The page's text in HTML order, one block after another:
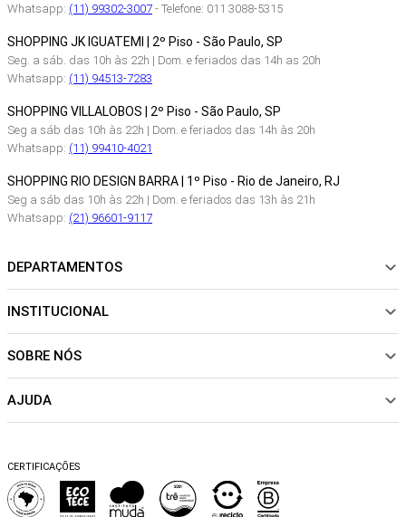
Whatsapp: (11) 99302-3007- Telefone: 011 3088-5315
SHOPPING JK IGUATEMI | 2º Piso - São Paulo, SP
Seg. a sáb. das 10h às 22h | Dom. e feriados das 14h as 20h
Whatsapp: (11) 94513-7283
SHOPPING VILLALOBOS | 2º Piso - São Paulo, SP
Seg a sáb das 10h às 22h | Dom. e feriados das 14h às 20h
Whatsapp: (11) 99410-4021
SHOPPING RIO DESIGN BARRA | 1º Piso - Rio de Janeiro, RJ
Seg a sáb das 10h às 22h | Dom. e feriados das 13h às 21h
Whatsapp: (21) 96601-9117
DEPARTAMENTOS
NOVIDADES
CALÇADOS
SALE
INSTITUCIONAL
Sobre Nós
Sustentabilidade
Trocas e Devoluções
Perguntas Frequentes
Blog
SOBRE NÓS
Política de pagamento
AJUDA
Dicas de cuidados
Falar no WhatsApp
CERTIFICAÇÕES